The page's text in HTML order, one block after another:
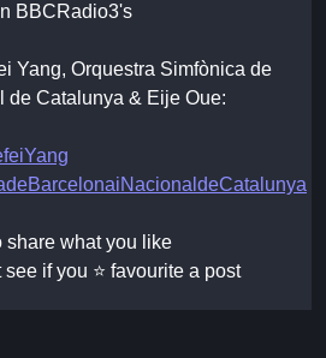
BBCRadio3's
Yang, Orquestra Simfònica de
de Catalunya & Eije Oue:
share what you like
if you ⭐ favourite a post